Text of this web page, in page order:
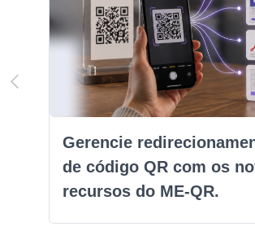
Gerencie
de código QR com os
recursos do ME-QR.